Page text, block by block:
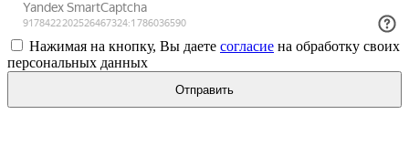
Нажимая на кнопку, Вы даете согласие на обработку своих
персональных данных
Отправить